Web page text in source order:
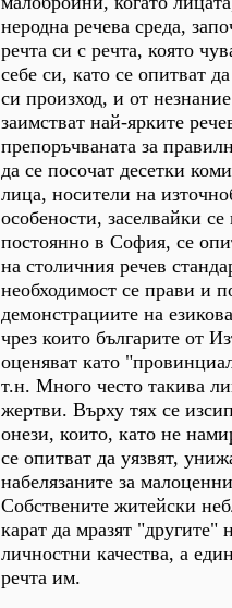
неродна речева среда,
речта си с речта, която
себе си, като се опитват
си произход, и от
заимстват най-ярките
препоръчваната за
да се посочат десетки
лица, носители на
особености, заселвайки
постоянно в София, се
на столичния речев
необходимост се прави и
демонстрациите на
чрез които българите от
оценяват като
т.н. Много често такива
жертви. Върху тях се
онези, които, като не
се опитват да уязвят,
набелязаните за
Собствените житейски
карат да мразят "другите"
личностни качества, а
речта им.